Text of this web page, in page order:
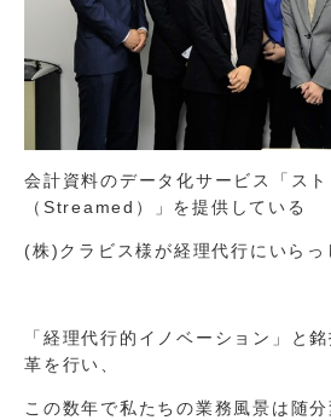
会計資料のデータ化サービス「スト
（Streamed）」を提供している
(株)クラビス様が経理代行にいらっ
「経理代行的イノベーション」と
革を行い、
この数年で私たちの業務風景は随分